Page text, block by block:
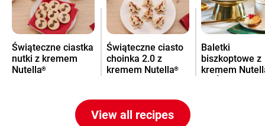
Świąteczne ciastka
nutki z kremem
Nutella®
Świąteczne ciasto
choinka 2.0 z
kremem Nutella®
Baletki
biszkoptowe z
kremem
View all recipes